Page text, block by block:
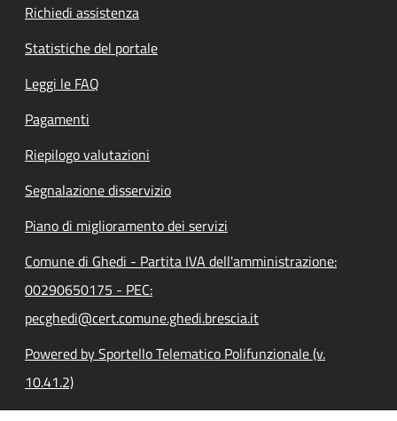
Richiedi assistenza
Statistiche del portale
Leggi le FAQ
Pagamenti
Riepilogo valutazioni
Segnalazione disservizio
Piano di miglioramento dei servizi
Comune di Ghedi - Partita IVA dell'amministrazione:
00290650175 - PEC:
pecghedi@cert.comune.ghedi.brescia.it
Powered by Sportello Telematico Polifunzionale (v.
10.41.2)